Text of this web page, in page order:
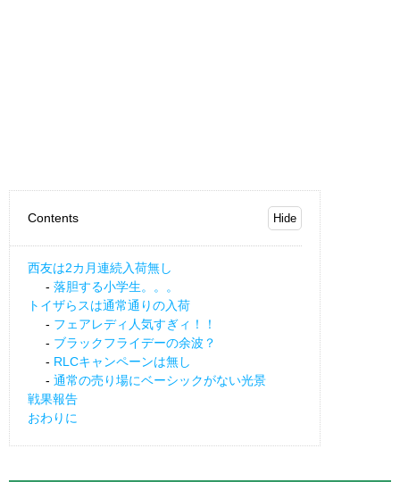
Contents
西友は2カ月連続入荷無し
落胆する小学生。。。
トイザらスは通常通りの入荷
フェアレディ人気すぎィ！！
ブラックフライデーの余波？
RLCキャンペーンは無し
通常の売り場にベーシックがない光景
戦果報告
おわりに